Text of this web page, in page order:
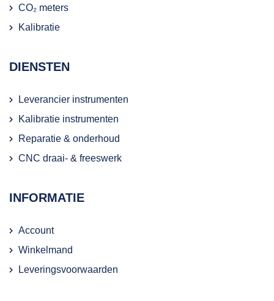
CO₂ meters
Kalibratie
DIENSTEN
Leverancier instrumenten
Kalibratie instrumenten
Reparatie & onderhoud
CNC draai- & freeswerk
INFORMATIE
Account
Winkelmand
Leveringsvoorwaarden